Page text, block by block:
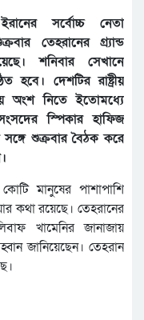
সর্বোচ্চ নেতা
তেহরানের গ্র্যান্ড
শনিবার সেখানে
হবে। দেশটির রাষ্ট্রীয়
অংশ নিতে ইতোমধ্যে
স্পিকার হাফিজ
শুক্রবার বৈঠক করে
মানুষের পাশাপাশি
কথা রয়েছে। তেহরানের
খামেনির জানাজায়
জানিয়েছেন। তেহরান